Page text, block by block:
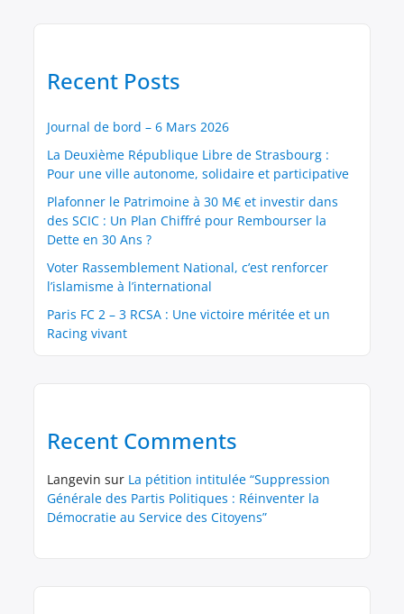
Recent Posts
Journal de bord – 6 Mars 2026
La Deuxième République Libre de Strasbourg :
Pour une ville autonome, solidaire et participative
Plafonner le Patrimoine à 30 M€ et investir dans
des SCIC : Un Plan Chiffré pour Rembourser la
Dette en 30 Ans ?
Voter Rassemblement National, c’est renforcer
l’islamisme à l’international
Paris FC 2 – 3 RCSA : Une victoire méritée et un
Racing vivant
Recent Comments
Langevin sur La pétition intitulée “Suppression
Générale des Partis Politiques : Réinventer la
Démocratie au Service des Citoyens”